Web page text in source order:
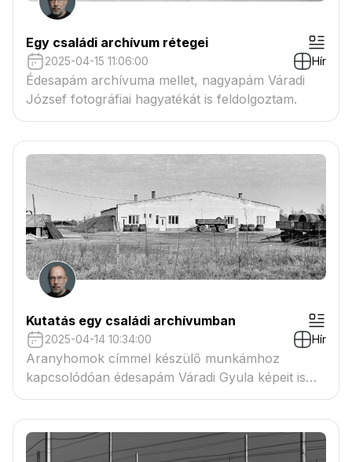
Egy családi archívum rétegei
2025-04-15 11:06:00 Hír
Édesapám archívuma mellet, nagyapám Váradi
József fotográfiai hagyatékát is feldolgoztam.
Kutatás egy családi archívumban
2025-04-14 10:34:00 Hír
Aranyhomok címmel készülő munkámhoz
kapcsolódóan édesapám Váradi Gyula képeit is
feldolgoztam